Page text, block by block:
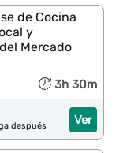
de Cocina
y
Mercado
3h 30m
Ver
después